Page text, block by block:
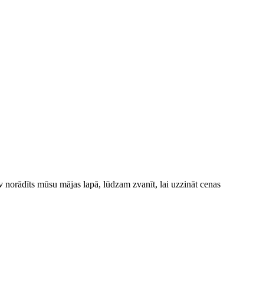
mūsu mājas lapā, lūdzam zvanīt, lai uzzināt cenas